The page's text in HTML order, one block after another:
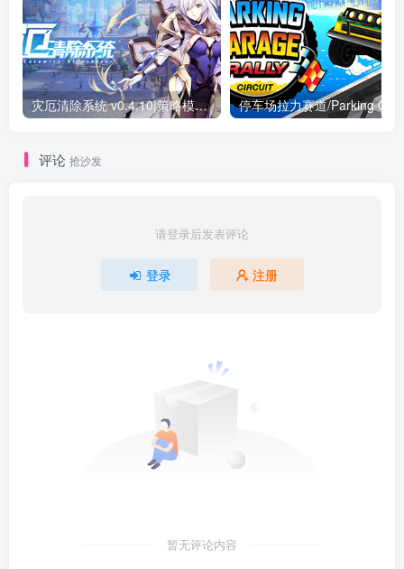
灾厄清除系统 v0.4.10|策略模拟|容量3.3GB|免安装绿色中文版
评论 抢沙发
请登录后发表评论
登录 注册
暂无评论内容